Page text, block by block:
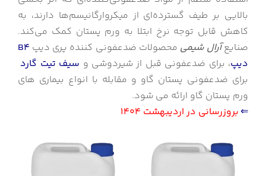
بالایی بر طیف گسترده‌ای از میکروارگانیسم‌ها دارند، به
کاهش قابل توجه نرخ ابتلا به ورم پستان کمک می‌کند.
صنایعآرال شیمی محصولات ضدعفونی کننده پری دیپ B4
دیپ، برای ضدعفونی قبل از شیردوشی و سیف تیت گارد
برای ضدعفونی پستان گاو و مقابله با انواع بیماری های
ورم پستان گاو ارائه می شود.
⇐بروزرسانی در اردیبهشت 1404